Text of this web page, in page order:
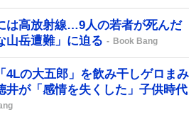
は高放射線…9人の若者が死んだ
山岳遭難」に迫る
Book Bang
4Lの大五郎」を飲み干しゲロまみ
が「感情を失くした」子供時代